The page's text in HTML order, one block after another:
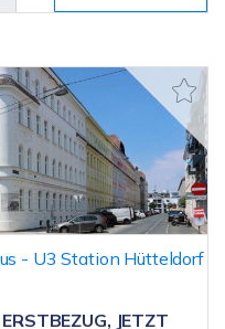
- U3 Station Hütteldorf
JETZT